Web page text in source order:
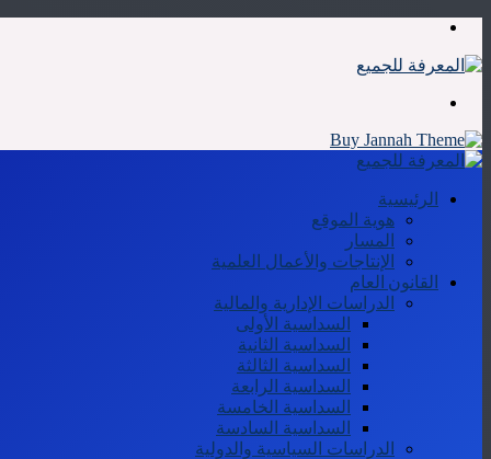
الرئيسية
هوية الموقع
المسار
الإنتاجات والأعمال العلمية
القانون العام
الدراسات الإدارية والمالية
السداسية الأولى
السداسية الثانية
السداسية الثالثة
السداسية الرابعة
السداسية الخامسة
السداسية السادسة
الدراسات السياسية والدولية